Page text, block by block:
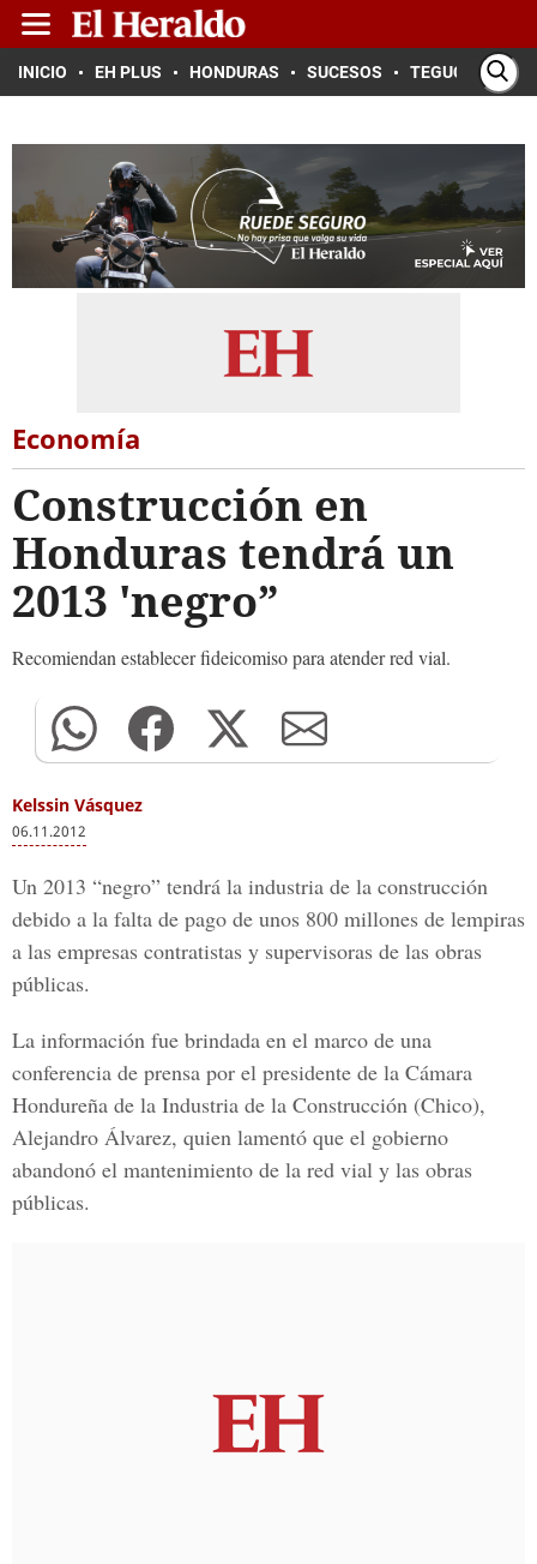
INICIO EH PLUS HONDURAS SUCESOS TEGUCIGALPA
Economía
Construcción en
Honduras tendrá un
2013 'negro”
Recomiendan establecer fideicomiso para atender red vial.
Kelssin Vásquez
06.11.2012
Un 2013 “negro” tendrá la industria de la construcción
debido a la falta de pago de unos 800 millones de lempiras
a las empresas contratistas y supervisoras de las obras
públicas.
La información fue brindada en el marco de una
conferencia de prensa por el presidente de la Cámara
Hondureña de la Industria de la Construcción (Chico),
Alejandro Álvarez, quien lamentó que el gobierno
abandonó el mantenimiento de la red vial y las obras
públicas.